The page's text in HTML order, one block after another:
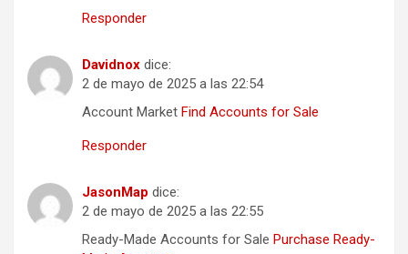
Responder
Davidnox dice:
2 de mayo de 2025 a las 22:54
Account Market Find Accounts for Sale
Responder
JasonMap dice:
2 de mayo de 2025 a las 22:55
Ready-Made Accounts for Sale Purchase Ready-